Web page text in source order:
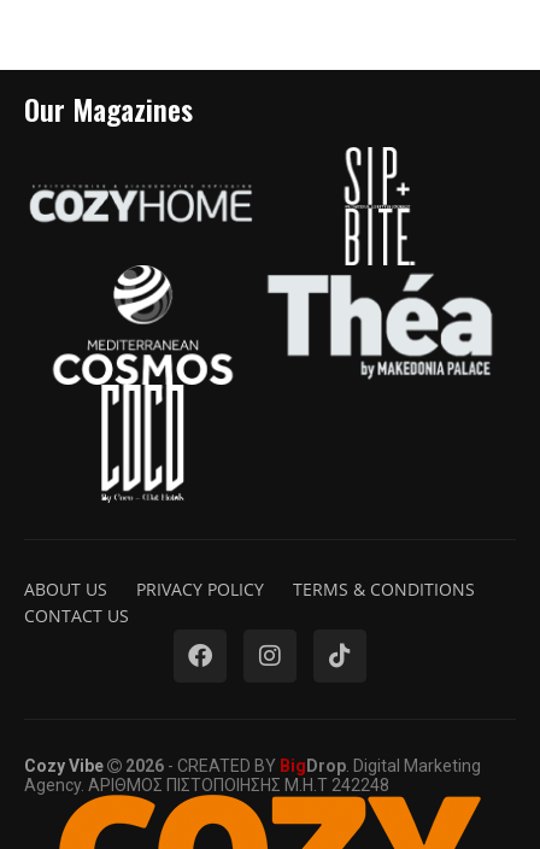
Our Magazines
ABOUT US PRIVACY POLICY
TERMS & CONDITIONS
CONTACT US
Cozy Vibe 2026 - CREATED BY Big Drop . Digital Marketing
Agency. ΑΡΙΘΜΟΣ ΠΙΣΤΟΠΟΙΗΣΗΣ Μ.Η.Τ 242248